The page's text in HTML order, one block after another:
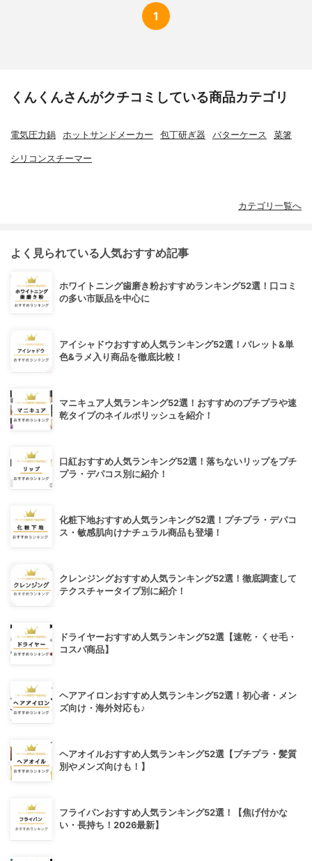
1
くんくんさんがクチコミしている商品カテゴリ
電気圧力鍋 ホットサンドメーカー 包丁研ぎ器 バターケース 菜箸
シリコンスチーマー
カテゴリ一覧へ
よく見られている人気おすすめ記事
ホワイトニング歯磨き粉おすすめランキング52選！口コミ
の多い市販品を中心に
アイシャドウおすすめ人気ランキング52選！パレット&単
色&ラメ入り商品を徹底比較！
マニキュア人気ランキング52選！おすすめのプチプラや速
乾タイプのネイルポリッシュを紹介！
口紅おすすめ人気ランキング52選！落ちないリップをプチ
プラ・デパコス別に紹介！
化粧下地おすすめ人気ランキング52選！プチプラ・デパコ
ス・敏感肌向けナチュラル商品も登場！
クレンジングおすすめ人気ランキング52選！徹底調査して
テクスチャータイプ別に紹介！
ドライヤーおすすめ人気ランキング52選【速乾・くせ毛・
コスパ商品】
ヘアアイロンおすすめ人気ランキング52選！初心者・メン
ズ向け・海外対応も♪
ヘアオイルおすすめ人気ランキング52選【プチプラ・髪質
別やメンズ向けも！】
フライパンおすすめ人気ランキング52選！【焦げ付かな
い・長持ち！2026最新】